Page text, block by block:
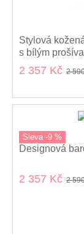
Stylová
s bílým
konstrukcí 100
2 357 Kč 2
Sleva -9 %
Designová
2 357 Kč 2